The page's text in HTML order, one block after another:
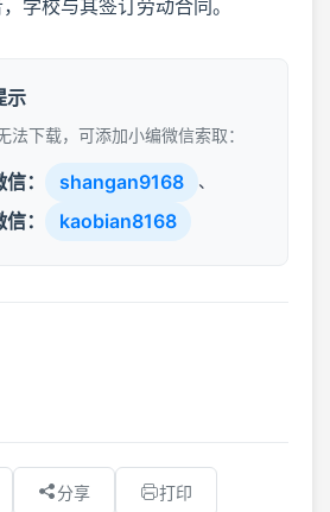
学校与其签订劳动合同。
示
法下载，可添加小编微信索取：
： shangan9168 、
： kaobian8168
分享 打印